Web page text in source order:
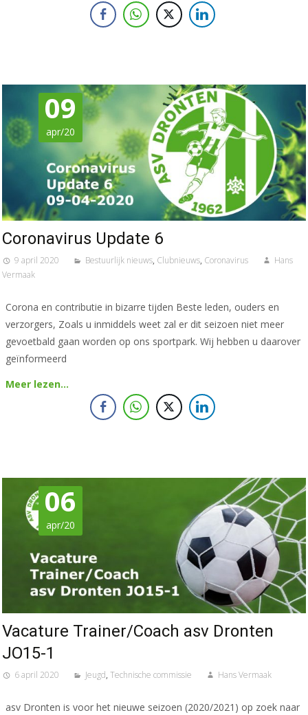
09
apr/20
Coronavirus Update 6
9 april 2020 Bestuurlijk nieuws, Clubnieuws, Coronavirus
Hans
Vermaak
Corona en contributie in bizarre tijden Beste leden, ouders en
verzorgers, Zoals u inmiddels weet zal er dit seizoen niet meer
gevoetbald gaan worden op ons sportpark. Wij hebben u daarover
geïnformeerd
Meer lezen…
06
apr/20
Vacature Trainer/Coach asv Dronten
JO15-1
6 april 2020 Jeugd, Technische commissie Hans Vermaak
asv Dronten is voor het nieuwe seizoen (2020/2021) op zoek naar